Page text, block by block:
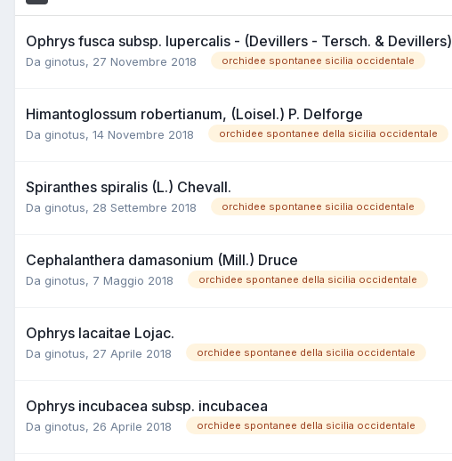
Ophrys fusca subsp. lupercalis - (Devillers - Tersch. & Devillers)
Da ginotus, 27 Novembre 2018 orchidee spontanee sicilia occidentale
Himantoglossum robertianum, (Loisel.) P. Delforge
Da ginotus, 14 Novembre 2018 orchidee spontanee della sicilia occidentale
Spiranthes spiralis (L.) Chevall.
Da ginotus, 28 Settembre 2018 orchidee spontanee sicilia occidentale
Cephalanthera damasonium (Mill.) Druce
Da ginotus, 7 Maggio 2018 orchidee spontanee della sicilia occidentale
Ophrys lacaitae Lojac.
Da ginotus, 27 Aprile 2018 orchidee spontanee della sicilia occidentale
Ophrys incubacea subsp. incubacea
Da ginotus, 26 Aprile 2018 orchidee spontanee della sicilia occidentale